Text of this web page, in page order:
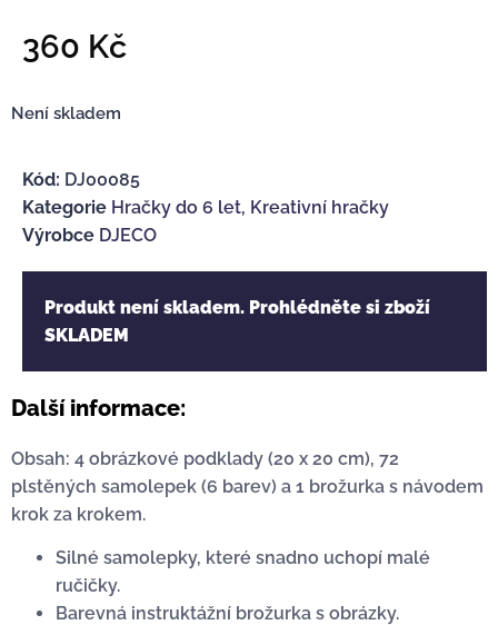
360 Kč
Není skladem
Kód: DJ00085
Kategorie Hračky do 6 let, Kreativní hračky
Výrobce DJECO
Produkt není skladem. Prohlédněte si zboží
SKLADEM
Další informace:
Obsah: 4 obrázkové podklady (20 x 20 cm), 72
plstěných samolepek (6 barev) a 1 brožurka s návodem
krok za krokem.
Silné samolepky, které snadno uchopí malé
ručičky.
Barevná instruktážní brožurka s obrázky.